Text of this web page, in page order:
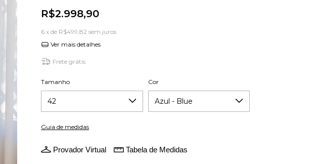
R$2.998,90
6 x de R$499,82 sem juros
Ver mais detalhes
Frete grátis
Tamanho Cor
Guia de medidas
Provador Virtual Tabela de Medidas